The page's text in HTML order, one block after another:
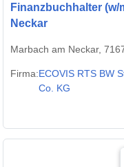
Finanzbuchhalter (w/
Neckar
Marbach am Neckar,
Firma:ECOVIS RTS BW
Co. KG